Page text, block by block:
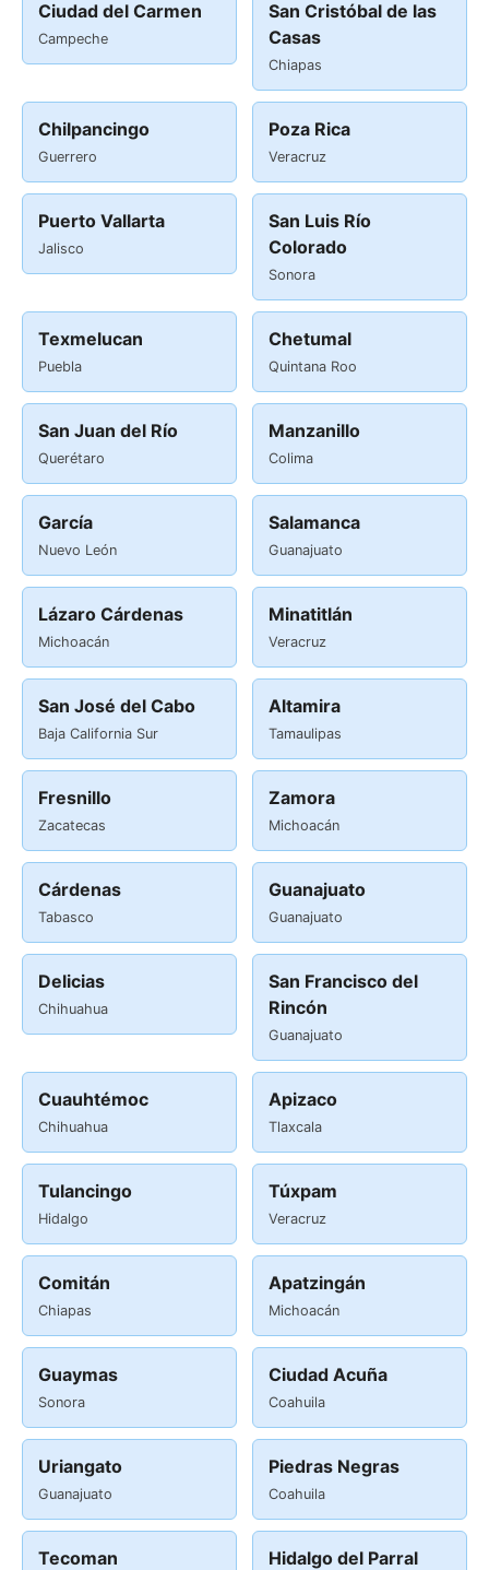
Ciudad del Carmen
Campeche
San Cristóbal de las
Casas
Chiapas
Chilpancingo
Guerrero
Poza Rica
Veracruz
Puerto Vallarta
Jalisco
San Luis Río
Colorado
Sonora
Texmelucan
Puebla
Chetumal
Quintana Roo
San Juan del Río
Querétaro
Manzanillo
Colima
García
Nuevo León
Salamanca
Guanajuato
Lázaro Cárdenas
Michoacán
Minatitlán
Veracruz
San José del Cabo
Baja California Sur
Altamira
Tamaulipas
Fresnillo
Zacatecas
Zamora
Michoacán
Cárdenas
Tabasco
Guanajuato
Guanajuato
Delicias
Chihuahua
San Francisco del
Rincón
Guanajuato
Cuauhtémoc
Chihuahua
Apizaco
Tlaxcala
Tulancingo
Hidalgo
Túxpam
Veracruz
Comitán
Chiapas
Apatzingán
Michoacán
Guaymas
Sonora
Ciudad Acuña
Coahuila
Uriangato
Guanajuato
Piedras Negras
Coahuila
Tecoman Hidalgo del Parral